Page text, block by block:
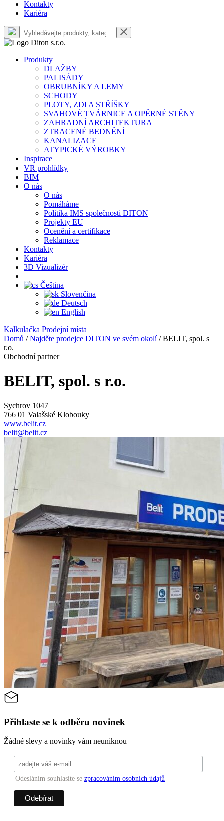
Kontakty
Kariéra
Produkty
DLAŽBY
PALISÁDY
OBRUBNÍKY A LEMY
SCHODY
PLOTY, ZDI A STŘÍŠKY
SVAHOVÉ TVÁRNICE A OPĚRNÉ STĚNY
ZAHRADNÍ ARCHITEKTURA
ZTRACENÉ BEDNĚNÍ
KANALIZACE
ATYPICKÉ VÝROBKY
Inspirace
VR prohlídky
BIM
O nás
O nás
Pomáháme
Politika IMS společnosti DITON
Projekty EU
Ocenění a certifikace
Reklamace
Kontakty
Kariéra
3D Vizualizér
Čeština
Slovenčina
Deutsch
English
Kalkulačka Prodejní místa
Domů /Najděte prodejce DITON ve svém okolí/BELIT, spol. s
r.o.
Obchodní partner
BELIT, spol. s r.o.
Sychrov 1047
766 01 Valašské Klobouky
www.belit.cz
belit@belit.cz
Přihlaste se k odběru novinek
Žádné slevy a novinky vám neuniknou
Odesláním souhlasíte se zpracováním osobních údajů